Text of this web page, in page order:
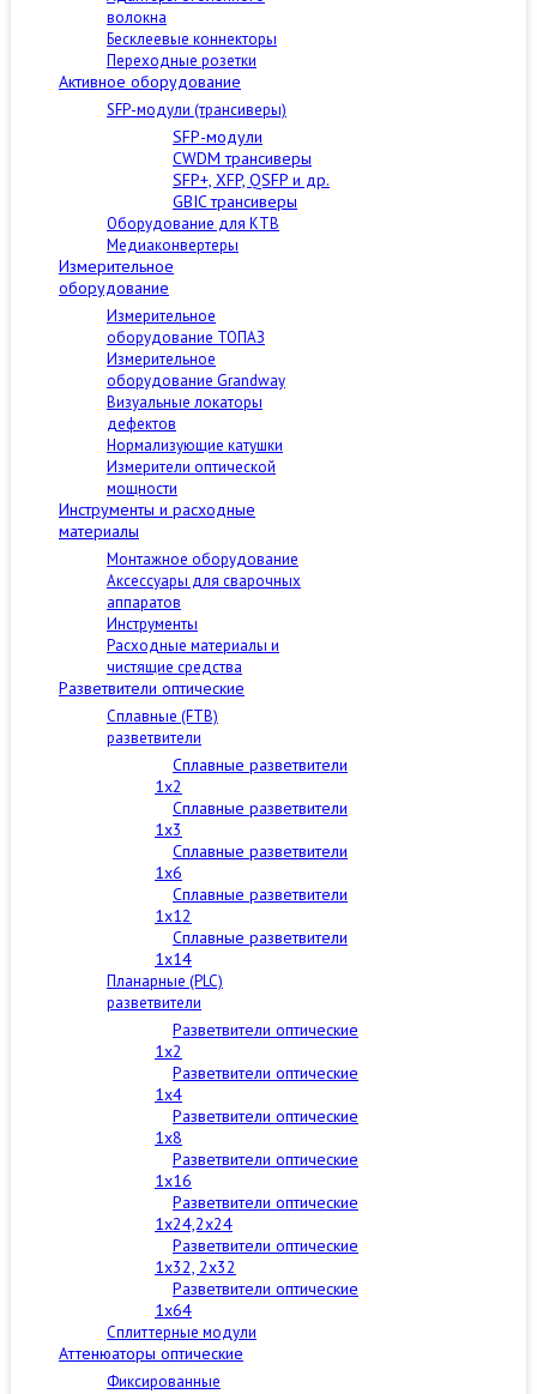
волокна
Бесклеевые коннекторы
Переходные розетки
Активное оборудование
SFP-модули (трансиверы)
SFP-модули
CWDM трансиверы
SFP+, XFP, QSFP и др.
GBIC трансиверы
Оборудование для КТВ
Медиаконвертеры
Измерительное
оборудование
Измерительное
оборудование ТОПАЗ
Измерительное
оборудование Grandway
Визуальные локаторы
дефектов
Нормализующие катушки
Измерители оптической
мощности
Инструменты и расходные
материалы
Монтажное оборудование
Аксессуары для сварочных
аппаратов
Инструменты
Расходные материалы и
чистящие средства
Разветвители оптические
Сплавные (FTB)
разветвители
Сплавные разветвители
1x2
Сплавные разветвители
1x3
Сплавные разветвители
1x6
Сплавные разветвители
1x12
Сплавные разветвители
1x14
Планарные (PLC)
разветвители
Разветвители оптические
1x2
Разветвители оптические
1x4
Разветвители оптические
1x8
Разветвители оптические
1x16
Разветвители оптические
1x24,2x24
Разветвители оптические
1x32, 2x32
Разветвители оптические
1x64
Сплиттерные модули
Аттенюаторы оптические
Фиксированные